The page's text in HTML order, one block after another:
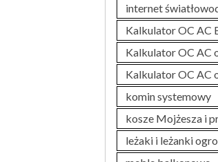
internet
Kalkulator OC AC
Kalkulator OC AC
Kalkulator OC AC
komin systemowy
kosze Mojżesza i
leżaki i leżanki